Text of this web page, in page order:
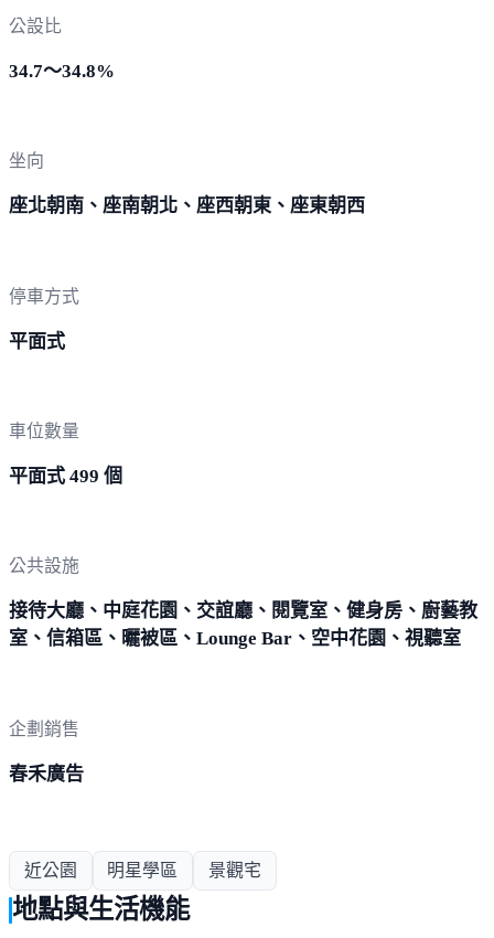
公設比
34.7～34.8%
坐向
座北朝南、座南朝北、座西朝東、座東朝西
停車方式
平面式
車位數量
平面式 499 個
公共設施
接待大廳、中庭花園、交誼廳、閱覽室、健身房、廚藝教
室、信箱區、曬被區、Lounge Bar、空中花園、視聽室
企劃銷售
春禾廣告
近公園 明星學區 景觀宅
地點與生活機能